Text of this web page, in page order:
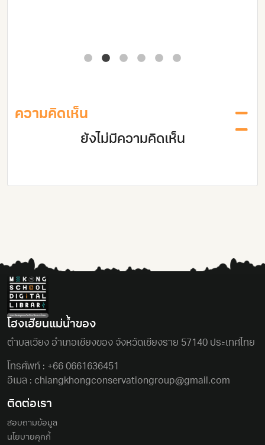
ความคิดเห็น
ยังไม่มีความคิดเห็น
โฮงเฮียนแม่นํ้าของ
ตําบลเวียง อําเภอเชียงของ จังหวัดเชียงราย 57140 ประเทศไทย
โทรศัพท์ : +66 0661636451
อีเมล : chiangkhongconservationgroup@gmail.com
ติดต่อเรา
สอบถามข้อมูล
นโยบายคุกกี้